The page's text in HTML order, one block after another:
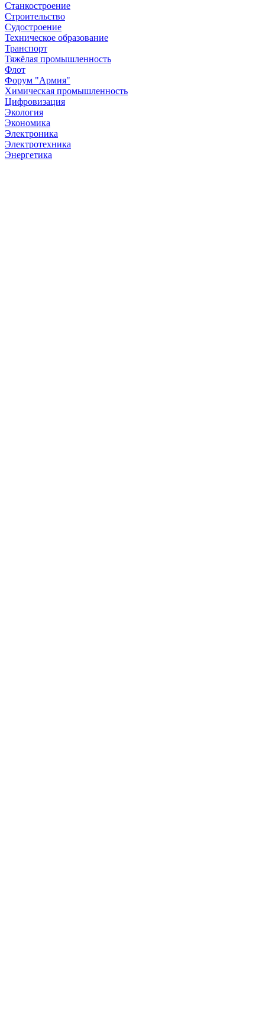
Станкостроение
Строительство
Судостроение
Техническое образование
Транспорт
Тяжёлая промышленность
Флот
Форум "Армия"
Химическая промышленность
Цифровизация
Экология
Экономика
Электроника
Электротехника
Энергетика